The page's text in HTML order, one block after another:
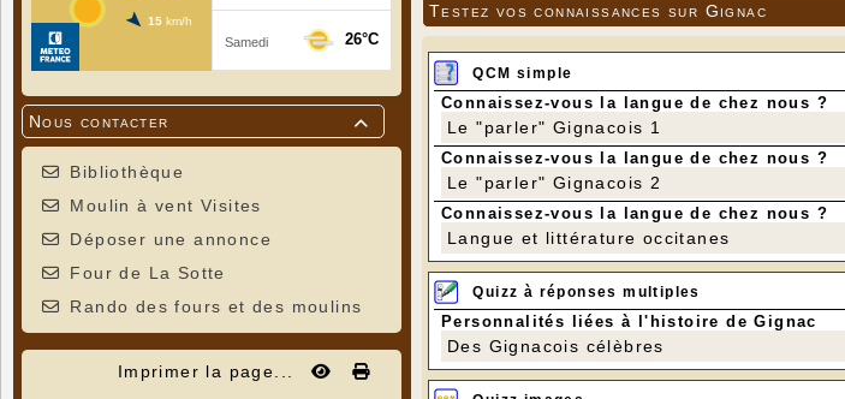

Nous contacter
Bibliothèque
Moulin à vent Visites
Déposer une annonce
Four de La Sotte
Rando des fours et des moulins
Imprimer la page...
Testez vos connaissances sur Gignac
QCM simple
Connaissez-vous la langue de chez nous ?
Le "parler" Gignacois 1
Connaissez-vous la langue de chez nous ?
Le "parler" Gignacois 2
Connaissez-vous la langue de chez nous ?
Langue et littérature occitanes
Quizz à réponses multiples
Personnalités liées à l'histoire de Gignac
Des Gignacois célèbres